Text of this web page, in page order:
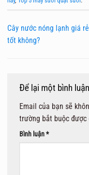
Cây nước nóng lạnh giá
tốt không?
Để lại một bình luận
Email của bạn sẽ
trường bắt buộc được
Bình luận*